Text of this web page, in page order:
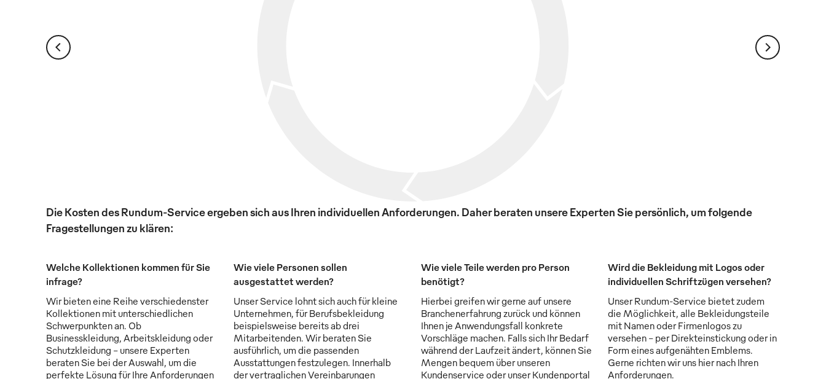
Die Kosten des Rundum-Service ergeben sich aus Ihren individuellen Anforderungen. Daher beraten unsere Experten Sie persönlich, um folgende
Fragestellungen zu klären:
Welche Kollektionen kommen für Sie
infrage?
Wir bieten eine Reihe verschiedenster
Kollektionen mit unterschiedlichen
Schwerpunkten an. Ob
Businesskleidung, Arbeitskleidung oder
Schutzkleidung - unsere Experten
beraten Sie bei der Auswahl, um die
perfekte Lösung für Ihre Anforderungen
Wie viele Personen sollen
ausgestattet werden?
Unser Service lohnt sich auch für kleine
Unternehmen, für Berufsbekleidung
beispielsweise bereits ab drei
Mitarbeitenden. Wir beraten Sie
ausführlich, um die passenden
Ausstattungen festzulegen. Innerhalb
der vertraglichen Vereinbarungen
Wie viele Teile werden pro Person
benötigt?
Hierbei greifen wir gerne auf unsere
Branchenerfahrung zurück und können
Ihnen je Anwendungsfall konkrete
Vorschläge machen. Falls sich Ihr Bedarf
während der Laufzeit ändert, können Sie
Mengen bequem über unseren
Kundenservice oder unser Kundenportal
Wird die Bekleidung mit Logos oder
individuellen Schriftzügen versehen?
Unser Rundum-Service bietet zudem
die Möglichkeit, alle Bekleidungsteile
mit Namen oder Firmenlogos zu
versehen - per Direkteinstickung oder in
Form eines aufgenähten Emblems.
Gerne richten wir uns hier nach Ihren
Anforderungen.